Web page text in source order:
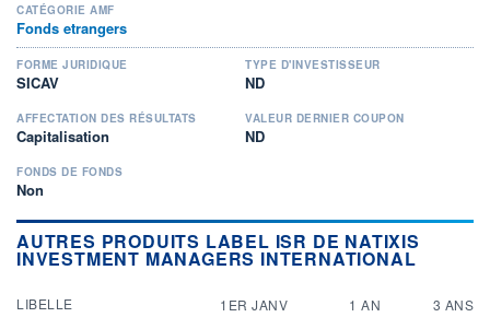
CATÉGORIE AMF
Fonds etrangers
FORME JURIDIQUE
SICAV
TYPE D'INVESTISSEUR
ND
AFFECTATION DES RÉSULTATS
Capitalisation
VALEUR DERNIER COUPON
ND
FONDS DE FONDS
Non
AUTRES PRODUITS LABEL ISR DE NATIXIS
INVESTMENT MANAGERS INTERNATIONAL
LIBELLE 1ER JANV 1 AN 3 ANS